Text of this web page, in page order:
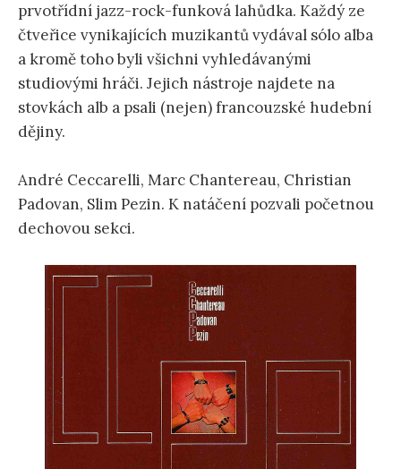
prvotřídní jazz-rock-funková lahůdka. Každý ze
čtveřice vynikajících muzikantů vydával sólo alba
a kromě toho byli všichni vyhledávanými
studiovými hráči. Jejich nástroje najdete na
stovkách alb a psali (nejen) francouzské hudební
dějiny.
André Ceccarelli, Marc Chantereau, Christian
Padovan, Slim Pezin. K natáčení pozvali početnou
dechovou sekci.